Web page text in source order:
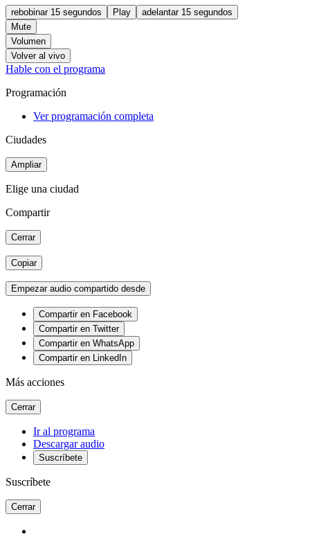
rebobinar 15 segundos Play
adelantar 15 segundos
Mute
Volumen
Volver al vivo
Hable con el programa
Programación
Ver programación completa
Ciudades
Ampliar
Elige una ciudad
Compartir
Cerrar
Copiar
Empezar audio compartido desde
Compartir en Facebook
Compartir en Twitter
Compartir en WhatsApp
Compartir en LinkedIn
Más acciones
Cerrar
Ir al programa
Descargar audio
Suscríbete
Suscríbete
Cerrar